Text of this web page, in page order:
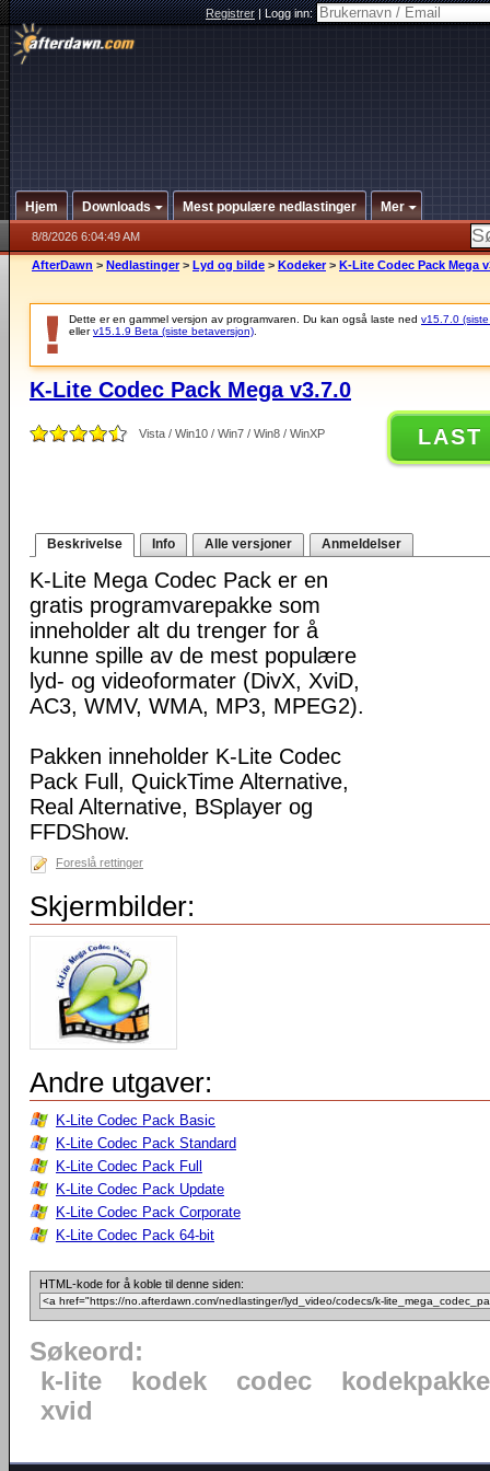
Registrer|Logg inn:
Hjem Downloads Mest populære nedlastinger Mer
8/8/2026 6:04:49 AM
AfterDawn > Nedlastinger > Lyd og bilde > Kodeker > K-Lite Codec Pack Mega
Dette er en gammel versjon av programvaren. Du kan også laste ned v15.7.0
ellerv15.1.9 Beta (siste betaversjon)
K-Lite Codec Pack Mega v3.7.0
Vista / Win10 / Win7 / Win8 / WinXP LAST
Beskrivelse Info Alle versjoner Anmeldelser
K-Lite Mega Codec Pack er en
gratis programvarepakke som
inneholder alt du trenger for å
kunne spille av de mest populære
lyd- og videoformater (DivX, XviD,
AC3, WMV, WMA, MP3, MPEG2).
Pakken inneholder K-Lite Codec
Pack Full, QuickTime Alternative,
Real Alternative, BSplayer og
FFDShow.
Foreslå rettinger
Skjermbilder:
Andre utgaver:
K-Lite Codec Pack Basic
K-Lite Codec Pack Standard
K-Lite Codec Pack Full
K-Lite Codec Pack Update
K-Lite Codec Pack Corporate
K-Lite Codec Pack 64-bit
HTML-kode for å koble til denne siden:
Søkeord:
k-lite
kodek codec
kodekpakke
xvid